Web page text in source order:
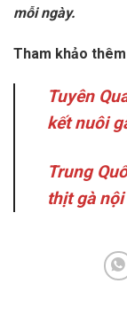
mỗi ngày.
Tham khảo
Tuyên
kết nuôi
Trung
thịt gà